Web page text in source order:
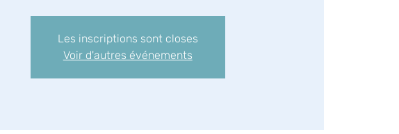
Les inscriptions sont closes
Voir d'autres événements